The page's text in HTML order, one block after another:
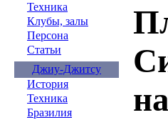
Техника
Клубы, залы
Персона
Статьи
Джиу-Джитсу
История
Техника
Бразилия